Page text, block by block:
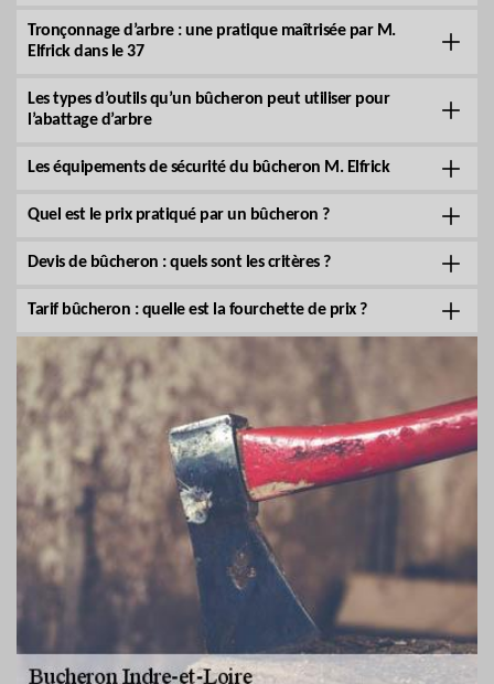
Tronçonnage d’arbre : une pratique maîtrisée par M.
Elfrick dans le 37
Les types d’outils qu’un bûcheron peut utiliser pour
l’abattage d’arbre
Les équipements de sécurité du bûcheron M. Elfrick
Quel est le prix pratiqué par un bûcheron ?
Devis de bûcheron : quels sont les critères ?
Tarif bûcheron : quelle est la fourchette de prix ?